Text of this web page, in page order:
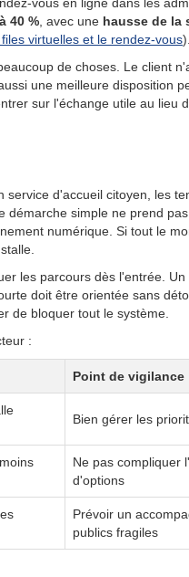
40 % , avec une hausse de la
virtuelles et le rendez-vous
de choses. Le client
une meilleure disposition
sur l'échange utile au lieu
service d'accueil citoyen, les
démarche simple ne prend
numérique. Si tout le
les parcours dès l'entrée.
doit être orientée sans
de bloquer tout le système.
:
Point de vigilance
Bien gérer les
Ne pas compliquer
d'options
Prévoir un
publics fragiles